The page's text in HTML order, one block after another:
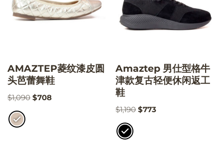
AMAZTEP菱纹漆皮圆
头芭蕾舞鞋
$1,090 $708
Amaztep 男仕型格牛
津款复古轻便休闲返工
鞋
$1,190 $773